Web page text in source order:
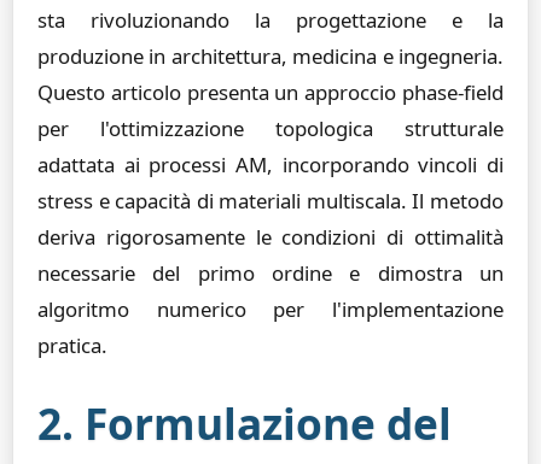
sta rivoluzionando la progettazione e la
produzione in architettura, medicina e ingegneria.
Questo articolo presenta un approccio phase-field
per l'ottimizzazione topologica strutturale
adattata ai processi AM, incorporando vincoli di
stress e capacità di materiali multiscala. Il metodo
deriva rigorosamente le condizioni di ottimalità
necessarie del primo ordine e dimostra un
algoritmo numerico per l'implementazione
pratica.
2. Formulazione del